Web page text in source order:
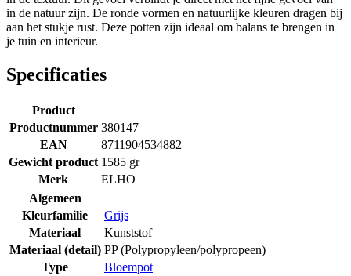
in de natuur zijn. De ronde vormen en natuurlijke kleuren dragen bij
aan het stukje rust. Deze potten zijn ideaal om balans te brengen in
je tuin en interieur.
Specificaties
Product
Productnummer 380147
EAN
8711904534882
Gewicht product 1585 gr
Merk
ELHO
Algemeen
Kleurfamilie
Grijs
Materiaal
Kunststof
Materiaal (detail) PP (Polypropyleen/polypropeen)
Type
Bloempot